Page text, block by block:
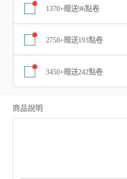
1370+贈送96點卷
2750+贈送193點卷
3450+贈送242點卷
商品說明